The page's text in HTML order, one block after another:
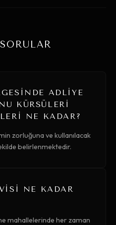
ADLIYE
KÜRSÜLERI
NE KADAR?
zorluğuna ve kullanılacak
belirlenmektedir.
NE KADAR
mahallelerinde her zaman